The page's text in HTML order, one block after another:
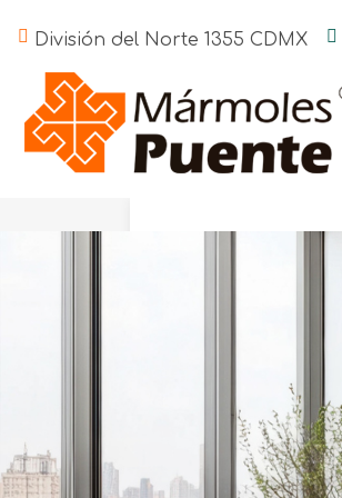
División del Norte 1355 CDMX